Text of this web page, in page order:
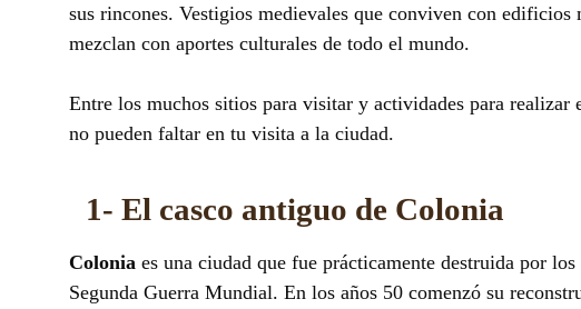
sus rincones. Vestigios medievales que conviven con edificios
mezclan con aportes culturales de todo el mundo.
Entre los muchos sitios para visitar y actividades para realizar
no pueden faltar en tu visita a la ciudad.
1- El casco antiguo de Colonia
Colonia es una ciudad que fue prácticamente destruida por
Segunda Guerra Mundial. En los años 50 comenzó su